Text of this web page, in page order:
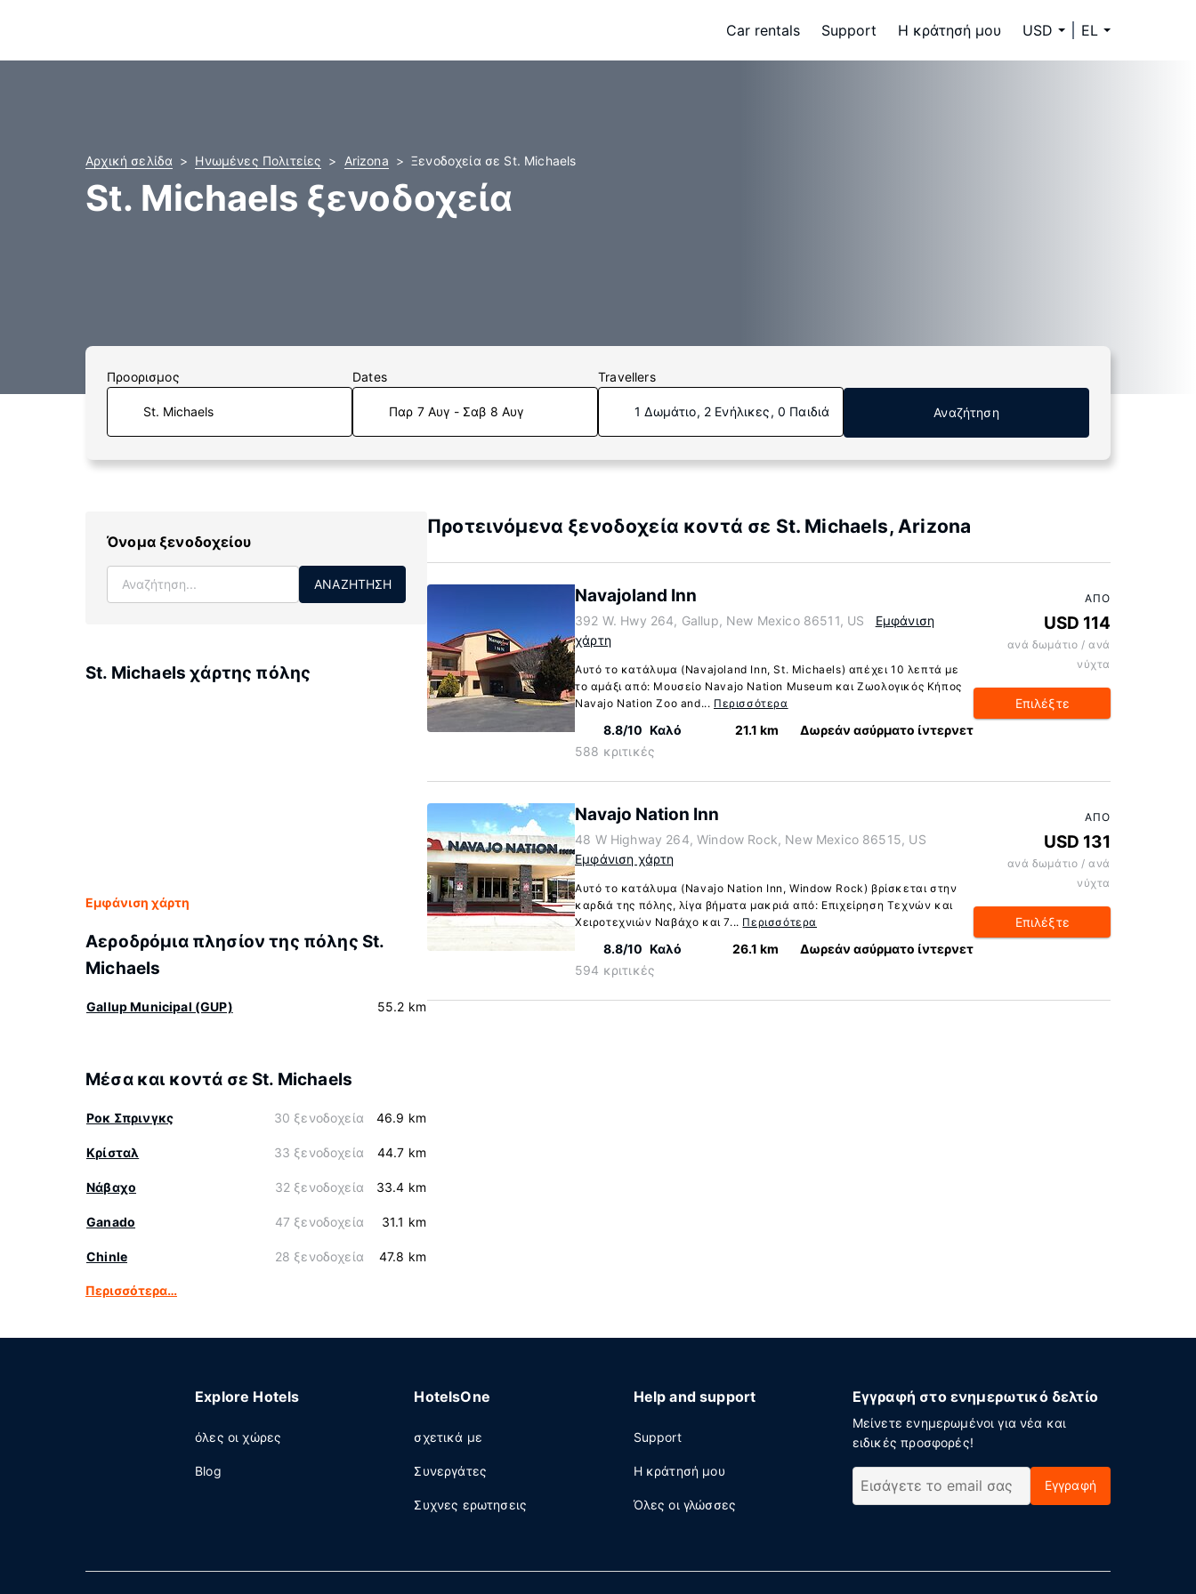
Car rentals Support Η κράτησή μου USD EL
Αρχική σελίδα Ηνωμένες Πολιτείες Arizona Ξενοδοχεία σε St. Michaels
St. Michaels ξενοδοχεία
Προορισμος Dates
Παρ 7 Αυγ - Σαβ 8 Αυγ
Travellers
1 Δωμάτιο, 2 Ενήλικες, 0 Παιδιά Αναζήτηση
Όνομα ξενοδοχείου
ΑΝΑΖΉΤΗΣΗ
St. Michaels χάρτης πόλης
Εμφάνιση χάρτη
Αεροδρόμια πλησίον της πόλης St.
Michaels
Gallup Municipal (GUP) 55.2 km
Μέσα και κοντά σε St. Michaels
Ροκ Σπρινγκς 30 ξενοδοχεία 46.9 km
Κρίσταλ 33 ξενοδοχεία 44.7 km
Νάβαχο 32 ξενοδοχεία 33.4 km
Ganado 47 ξενοδοχεία 31.1 km
Chinle 28 ξενοδοχεία 47.8 km
Περισσότερα…
Προτεινόμενα ξενοδοχεία κοντά σε St. Michaels, Arizona
Navajoland Inn
392 W. Hwy 264, Gallup, New Mexico 86511, US
Εμφάνιση
χάρτη
Αυτό το κατάλυμα (Navajoland Inn, St. Michaels) απέχει 10 λεπτά με
το αμάξι από: Μουσείο Navajo Nation Museum και Ζωολογικός Κήπος
Navajo Nation Zoo and... Περισσότερα
8.8/10 Καλό
588 κριτικές
21.1 km Δωρεάν ασύρματο ίντερνετ
ΑΠΌ
USD 114
ανά δωμάτιο / ανά
νύχτα
Επιλέξτε
Navajo Nation Inn
48 W Highway 264, Window Rock, New Mexico 86515, US
Εμφάνιση χάρτη
Αυτό το κατάλυμα (Navajo Nation Inn, Window Rock) βρίσκεται στην
καρδιά της πόλης, λίγα βήματα μακριά από: Επιχείρηση Τεχνών και
Χειροτεχνιών Ναβάχο και 7... Περισσότερα
8.8/10 Καλό
594 κριτικές
26.1 km Δωρεάν ασύρματο ίντερνετ
ΑΠΌ
USD 131
ανά δωμάτιο / ανά
νύχτα
Επιλέξτε
Explore Hotels
όλες οι χώρες
Blog
HotelsOne
σχετικά με
Συνεργάτες
Συχνες ερωτησεις
Help and support
Support
Η κράτησή μου
Όλες οι γλώσσες
Εγγραφή στο ενημερωτικό δελτίο
Μείνετε ενημερωμένοι για νέα και
ειδικές προσφορές!
Εγγραφή